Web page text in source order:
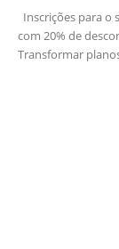
Inscrições para o
com 20% de
Transformar